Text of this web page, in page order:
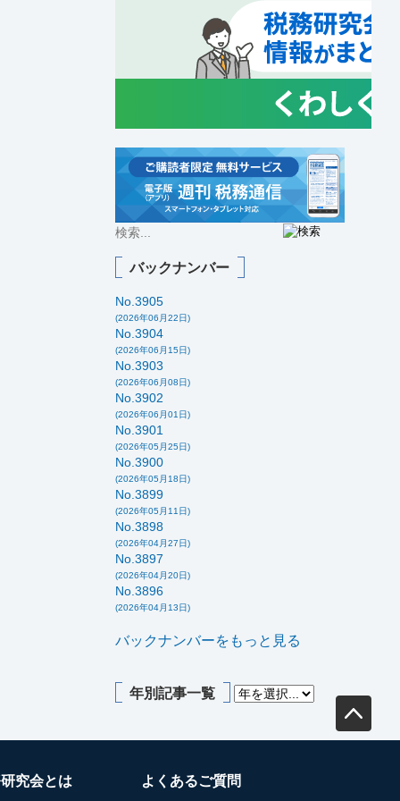
バックナンバー
No.3905
(2026年06月22日)
No.3904
(2026年06月15日)
No.3903
(2026年06月08日)
No.3902
(2026年06月01日)
No.3901
(2026年05月25日)
No.3900
(2026年05月18日)
No.3899
(2026年05月11日)
No.3898
(2026年04月27日)
No.3897
(2026年04月20日)
No.3896
(2026年04月13日)
バックナンバーをもっと見る
年別記事一覧
究会とは よくあるご質問